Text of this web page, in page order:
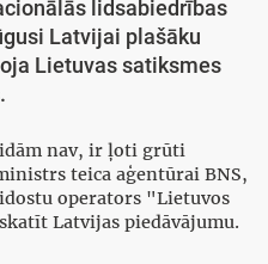
lidsabiedrības
Latvijai plašāku
Lietuvas satiksmes
nav, ir ļoti grūti
teica aģentūrai BNS,
operators "Lietuvos
Latvijas piedāvājumu.